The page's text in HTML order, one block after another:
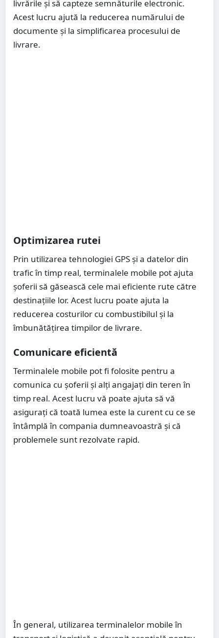
livrările și să capteze semnăturile electronic.
Acest lucru ajută la reducerea numărului de
documente și la simplificarea procesului de
livrare.
Optimizarea rutei
Prin utilizarea tehnologiei GPS și a datelor din
trafic în timp real, terminalele mobile pot ajuta
șoferii să găsească cele mai eficiente rute către
destinațiile lor. Acest lucru poate ajuta la
reducerea costurilor cu combustibilul și la
îmbunătățirea timpilor de livrare.
Comunicare eficientă
Terminalele mobile pot fi folosite pentru a
comunica cu șoferii și alți angajați din teren în
timp real. Acest lucru vă poate ajuta să vă
asigurați că toată lumea este la curent cu ce se
întâmplă în compania dumneavoastră și că
problemele sunt rezolvate rapid.
În general, utilizarea terminalelor mobile în